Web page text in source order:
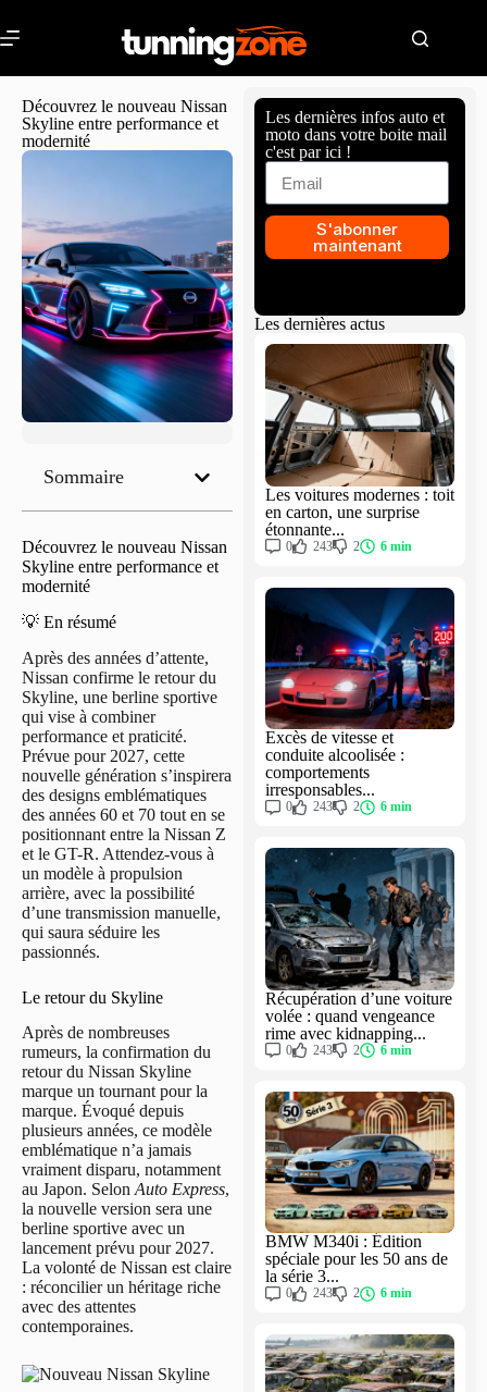
Découvrez le nouveau Nissan
Skyline entre performance et
modernité
Sommaire
Découvrez le nouveau Nissan
Skyline entre performance et
modernité
💡 En résumé
Après des années d’attente,
Nissan confirme le retour du
Skyline, une berline sportive
qui vise à combiner
performance et praticité.
Prévue pour 2027, cette
nouvelle génération s’inspirera
des designs emblématiques
des années 60 et 70 tout en se
positionnant entre la Nissan Z
et le GT-R. Attendez-vous à
un modèle à propulsion
arrière, avec la possibilité
d’une transmission manuelle,
qui saura séduire les
passionnés.
Le retour du Skyline
Après de nombreuses
rumeurs, la confirmation du
retour du Nissan Skyline
marque un tournant pour la
marque. Évoqué depuis
plusieurs années, ce modèle
emblématique n’a jamais
vraiment disparu, notamment
au Japon. Selon Auto Express,
la nouvelle version sera une
berline sportive avec un
lancement prévu pour 2027.
La volonté de Nissan est claire
: réconcilier un héritage riche
avec des attentes
contemporaines.
Les dernières infos auto et
moto dans votre boite mail
c'est par ici !
S'abonner
maintenant
Les dernières actus
Les voitures modernes : toit
en carton, une surprise
étonnante...
0 243 2 6 min
Excès de vitesse et
conduite alcoolisée :
comportements
irresponsables...
0 243 2 6 min
Récupération d’une voiture
volée : quand vengeance
rime avec kidnapping...
0 243 2 6 min
BMW M340i : Édition
spéciale pour les 50 ans de
la série 3...
0 243 2 6 min